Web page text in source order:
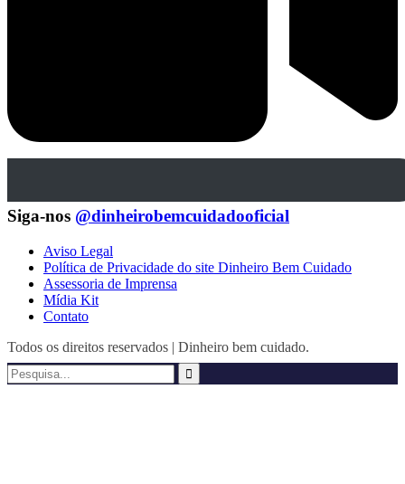
Siga-nos @dinheirobemcuidadooficial
Aviso Legal
Política de Privacidade do site Dinheiro Bem Cuidado
Assessoria de Imprensa
Mídia Kit
Contato
Todos os direitos reservados | Dinheiro bem cuidado.